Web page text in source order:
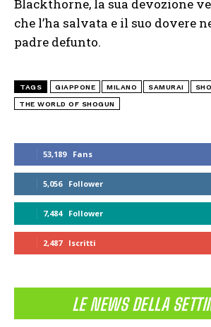
53,189 Fans
5,056 Follower
7,484 Follower
2,487 Iscritti
LE NEWS DELLA
Blackthorne, la sua devozione
che l’ha salvata e il suo dovere
padre defunto.
TAGS GIAPPONE MILANO SAMURAI
THE WORLD OF SHOGUN